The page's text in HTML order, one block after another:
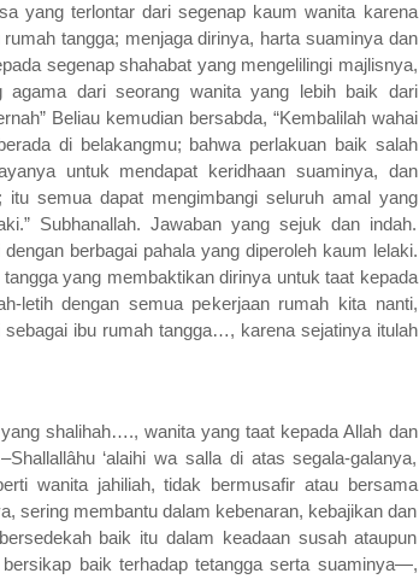
yang terlontar dari segenap kaum wanita karena
tangga; menjaga dirinya, harta suaminya dan
segenap shahabat yang mengelilingi majlisnya,
agama dari seorang wanita yang lebih baik dari
Beliau kemudian bersabda, “Kembalilah wahai
di belakangmu; bahwa perlakuan baik salah
untuk mendapat keridhaan suaminya, dan
semua dapat mengimbangi seluruh amal yang
Subhanallah. Jawaban yang sejuk dan indah.
berbagai pahala yang diperoleh kaum lelaki.
yang membaktikan dirinya untuk taat kepada
letih dengan semua pekerjaan rumah kita nanti,
sebagai ibu rumah tangga…, karena sejatinya itulah
shalihah…., wanita yang taat kepada Allah dan
‘alaihi wa salla di atas segala-galanya,
wanita jahiliah, tidak bermusafir atau bersama
sering membantu dalam kebenaran, kebajikan dan
baik itu dalam keadaan susah ataupun
baik terhadap tetangga serta suaminya—,